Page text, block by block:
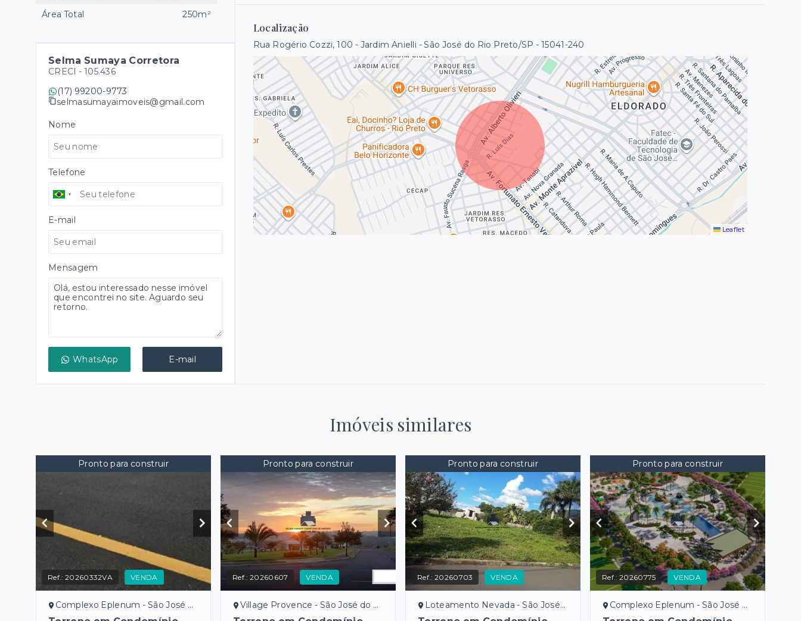
Localização
Rua Rogério Cozzi, 100 - Jardim Anielli - São José do Rio Preto/SP - 15041-240
Leaflet
Área Total
250m²
Selma Sumaya Corretora
CRECI - 105.436
(17) 99200-9773
selmasumayaimoveis@gmail.com
Nome
Telefone
E-mail
Mensagem
WhatsApp E-mail
Imóveis similares
Pronto para construir
Ref.:20260332VA VENDA
Complexo Eplenum - São José do Rio Preto/SP
Pronto para construir
Ref.:20260607 VENDA
Village Provence - São José do Rio Preto/SP
Pronto para construir
Ref.:20260703 VENDA
Loteamento Nevada - São José do Rio Preto/SP
Pronto para construir
Ref.:20260775 VENDA
Complexo Eplenum - São José do Rio Preto/SP